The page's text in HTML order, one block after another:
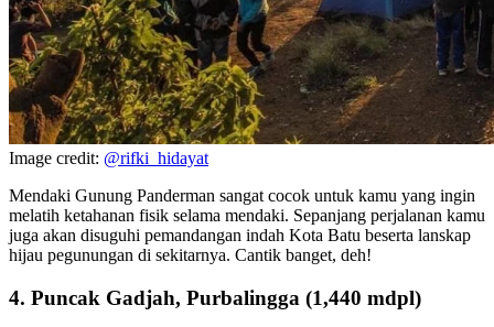
Image credit: @rifki_hidayat
Mendaki Gunung Panderman sangat cocok untuk kamu yang ingin
melatih ketahanan fisik selama mendaki. Sepanjang perjalanan kamu
juga akan disuguhi pemandangan indah Kota Batu beserta lanskap
hijau pegunungan di sekitarnya. Cantik banget, deh!
4. Puncak Gadjah, Purbalingga (1,440 mdpl)